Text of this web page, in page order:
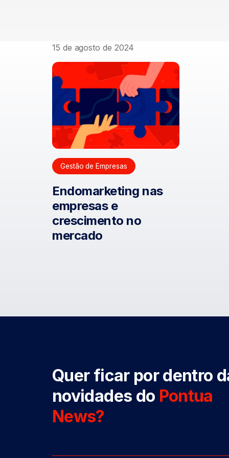
15 de agosto de 2024
Gestão de Empresas
Endomarketing nas
empresas e
crescimento no
mercado
Quer ficar por dentro
novidades do Pontua
News?